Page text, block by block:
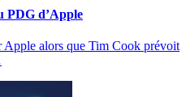
PDG d’Apple
Apple alors que Tim Cook prévoit